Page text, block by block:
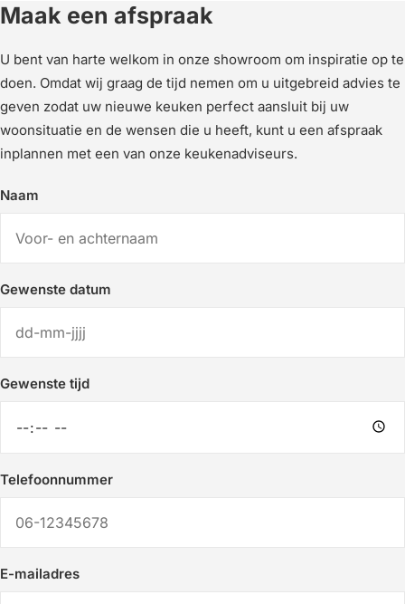
Maak een afspraak
U bent van harte welkom in onze showroom om inspiratie op te
doen. Omdat wij graag de tijd nemen om u uitgebreid advies te
geven zodat uw nieuwe keuken perfect aansluit bij uw
woonsituatie en de wensen die u heeft, kunt u een afspraak
inplannen met een van onze keukenadviseurs.
Naam
Gewenste datum
Gewenste tijd
Telefoonnummer
E-mailadres